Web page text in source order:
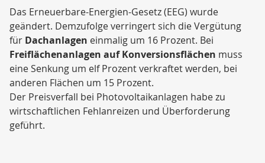
Das Erneuerbare-Energien-Gesetz (EEG) wurde
geändert. Demzufolge verringert sich die Vergütung
für Dachanlagen einmalig um 16 Prozent. Bei
Freiflächenanlagen auf Konversionsflächen muss
eine Senkung um elf Prozent verkraftet werden, bei
anderen Flächen um 15 Prozent.
Der Preisverfall bei Photovoltaikanlagen habe zu
wirtschaftlichen Fehlanreizen und Überforderung
geführt.